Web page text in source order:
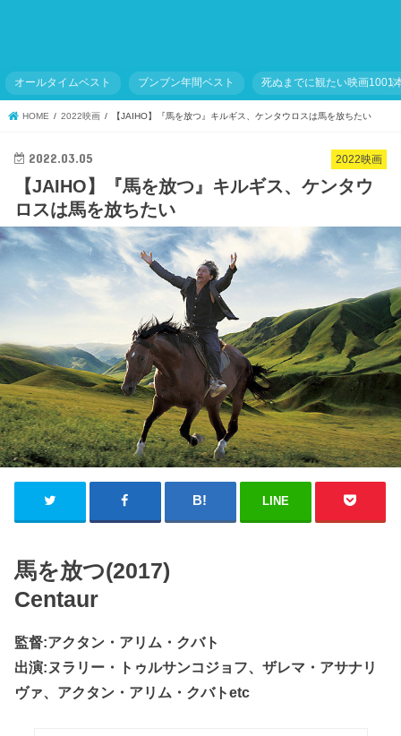
オールタイムベスト ブンブン年間ベスト 死ぬまでに観たい映画1001
HOME 2022映画 【JAIHO】『馬を放つ』キルギス、ケンタウロスは馬を放ちたい
2022映画
2022.03.05
【JAIHO】『馬を放つ』キルギス、ケンタウ
ロスは馬を放ちたい
LINE
馬を放つ(2017)
Centaur
監督:アクタン・アリム・クバト
出演:ヌラリー・トゥルサンコジョフ、ザレマ・アサナリ
ヴァ、アクタン・アリム・クバトetc